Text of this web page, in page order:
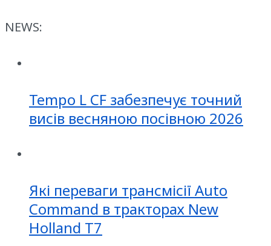
NEWS:
Tempo L CF забезпечує точний
висів весняною посівною 2026
Які переваги трансмісії Auto
Command в тракторах New
Holland T7